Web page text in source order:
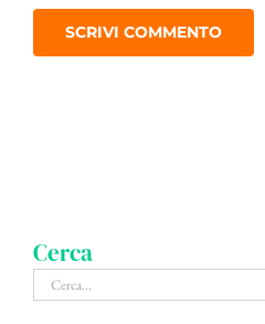
Cerca
Cerca
per: